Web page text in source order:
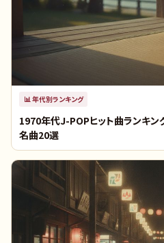
📊年代別ランキング
1970年代J-POPヒット曲ランキン
名曲20選